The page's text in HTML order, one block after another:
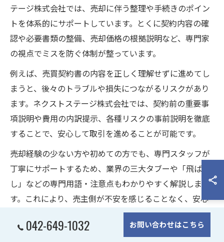
テージ株式会社では、売却に伴う整理や手続きのポイン
トを体系的にサポートしています。とくに契約内容の確
認や必要書類の整備、売却価格の根拠説明など、専門家
の視点でミスを防ぐ体制が整っています。
例えば、売買契約書の内容を正しく理解せずに進めてし
まうと、後々のトラブルや損失につながるリスクがあり
ます。ネクストステージ株式会社では、契約前の重要事
項説明や費用の内訳提示、各種リスクの事前説明を徹底
することで、安心して取引を進めることが可能です。
売却経験の少ない方や初めての方でも、専門スタッフが
丁寧にサポートするため、業界の三大タブーや「飛ば
し」などの専門用語・注意点もわかりやすく解説しま
す。これにより、売主側が不安を感じることなく、安心
して大切な資産の売却を進められるのが大きな強みで
す。 042-649-1032 お問い合わせはこちら